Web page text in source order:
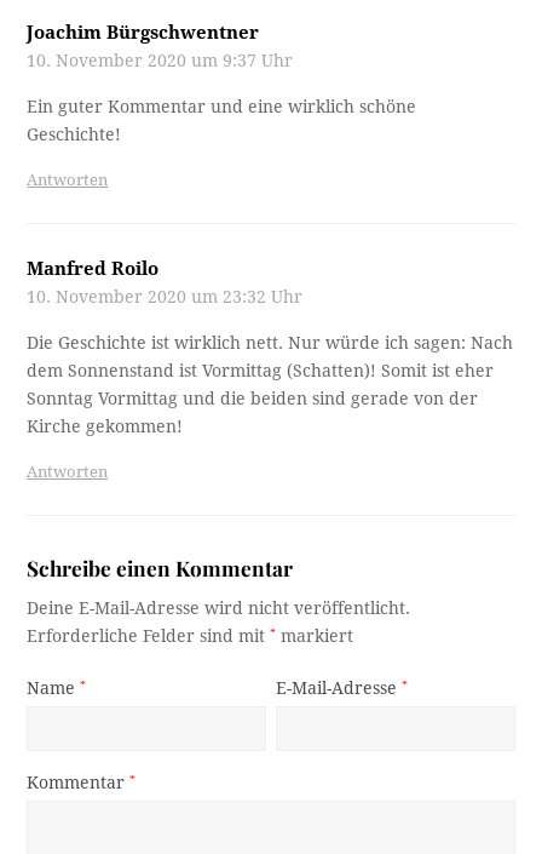
Joachim Bürgschwentner
10. November 2020 um 9:37 Uhr
Ein guter Kommentar und eine wirklich schöne
Geschichte!
Antworten
Manfred Roilo
10. November 2020 um 23:32 Uhr
Die Geschichte ist wirklich nett. Nur würde ich sagen: Nach
dem Sonnenstand ist Vormittag (Schatten)! Somit ist eher
Sonntag Vormittag und die beiden sind gerade von der
Kirche gekommen!
Antworten
Schreibe einen Kommentar
Deine E-Mail-Adresse wird nicht veröffentlicht.
Erforderliche Felder sind mit* markiert
Name* E-Mail-Adresse*
Kommentar*